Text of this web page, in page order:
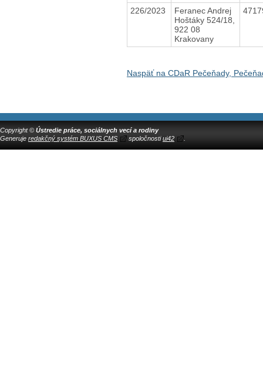
226/2023
Feranec Andrej
Hoštáky 524/18,
922 08
Krakovany
Naspäť na CDaR Pečeňady,
Copyright © Ústredie práce, sociálnych vecí a rodiny
Generuje redakčný systém BUXUS CMS spoločnostiui42